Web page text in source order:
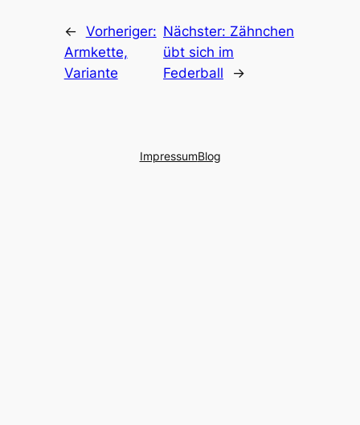
← Vorheriger:
Armkette,
Variante
Nächster: Zähnchen
übt sich im
Federball
→
ImpressumBlog